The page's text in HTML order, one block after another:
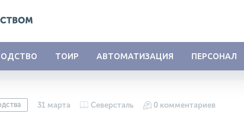
ТОИР АВТОМАТИЗАЦИЯ ПЕРСОНАЛ
31 марта Северсталь 0 комментариев